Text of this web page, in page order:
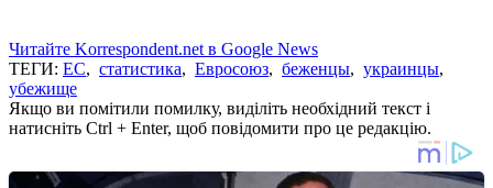
Читайте Korrespondent.net в Google News
ТЕГИ: ЕС, статистика, Евросоюз, беженцы, украинцы,
убежище
Якщо ви помітили помилку, виділіть необхідний текст і
натисніть Ctrl + Enter, щоб повідомити про це редакцію.